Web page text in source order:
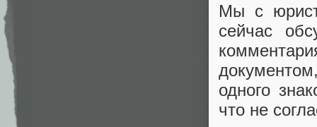
Мы с
сейчас
одного
что не